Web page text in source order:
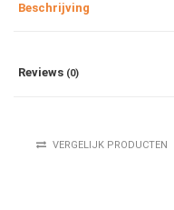
Beschrijving
Reviews (0)
VERGELIJK PRODUCTEN